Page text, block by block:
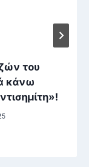
του
κάνω